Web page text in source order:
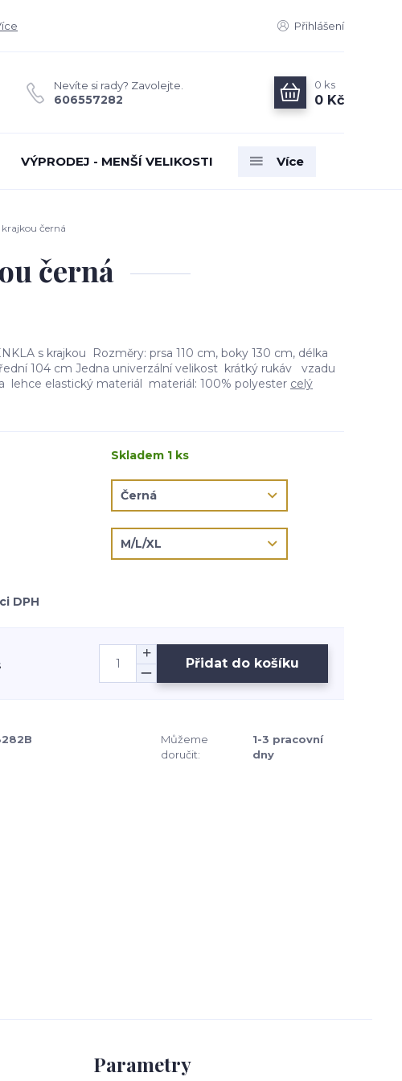
Přihlášení
Nevíte si rady? Zavolejte.
606557282
0 ks
0 Kč
VÝPRODEJ - MENŠÍ VELIKOSTI Více
krajkou černá
černá
s krajkou Rozměry: prsa 110 cm, boky 130 cm, délka
104 cm Jedna univerzální velikost krátký rukáv vzadu
lehce elastický materiál materiál: 100% polyester celý
Skladem 1 ks
DPH
Přidat do košíku
Můžeme
doručit:
1-3 pracovní
dny
Parametry